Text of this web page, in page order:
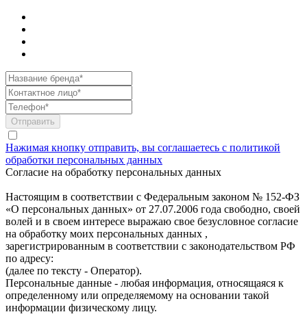
Нажимая кнопку отправить, вы соглашаетесь с политикой
обработки персональных данных
Согласие на обработку персональных данных
Настоящим в соответствии с Федеральным законом № 152-ФЗ
«О персональных данных» от 27.07.2006 года свободно, своей
волей и в своем интересе выражаю свое безусловное согласие
на обработку моих персональных данных ,
зарегистрированным в соответствии с законодательством РФ
по адресу:
(далее по тексту - Оператор).
Персональные данные - любая информация, относящаяся к
определенному или определяемому на основании такой
информации физическому лицу.